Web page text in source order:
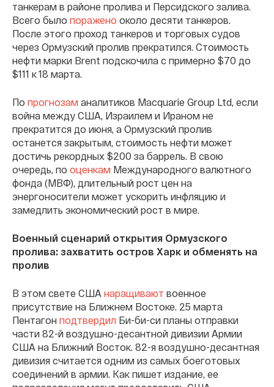
танкерам в районе пролива и Персидского залива.
Всего было поражено около десяти танкеров.
После этого проход танкеров и торговых судов
через Ормузский пролив прекратился. Стоимость
нефти марки Brent подскочила с примерно $70 до
$111 к 18 марта.
По прогнозам аналитиков Macquarie Group Ltd, если
война между США, Израилем и Ираном не
прекратится до июня, а Ормузский пролив
останется закрытым, стоимость нефти может
достичь рекордных $200 за баррель. В свою
очередь, по оценкам Международного валютного
фонда (МВФ), длительный рост цен на
энергоносители может ускорить инфляцию и
замедлить экономический рост в мире.
Военный сценарий открытия Ормузского
пролива: захватить остров Харк и обменять на
пролив
В этом свете США наращивают военное
присутствие на Ближнем Востоке. 25 марта
Пентагон подтвердил Би-би-си планы отправки
части 82-й воздушно-десантной дивизии Армии
США на Ближний Восток. 82-я воздушно-десантная
дивизия считается одним из самых боеготовых
соединений в армии. Как пишет издание, ее